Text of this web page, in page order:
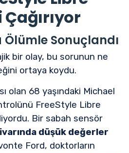
Çağırıyor
Ölümle Sonuçlandı
bir olay, bu sorunun ne
ortaya koydu.
olan 68 yaşındaki Michael
FreeStyle Libre
Bir sabah sensör
düşük değerler
Ford, doktorların